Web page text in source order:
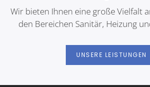
Wir bieten Ihnen eine große Vielfalt
den Bereichen Sanitär, Heizung
UNSERE LEISTUNGEN